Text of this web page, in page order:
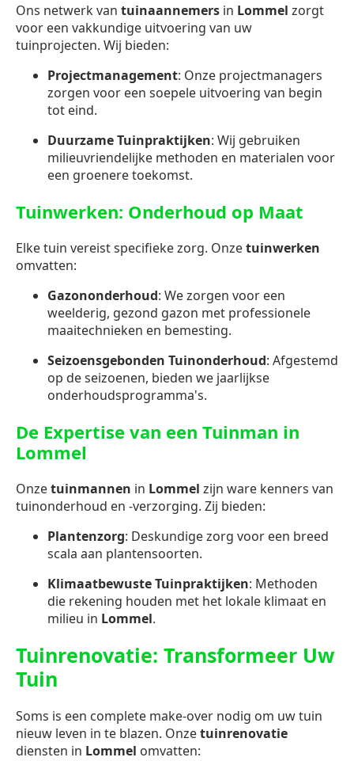
Ons netwerk van tuinaannemers in Lommel zorgt
voor een vakkundige uitvoering van uw
tuinprojecten. Wij bieden:
Projectmanagement: Onze projectmanagers
zorgen voor een soepele uitvoering van begin
tot eind.
Duurzame Tuinpraktijken: Wij gebruiken
milieuvriendelijke methoden en materialen voor
een groenere toekomst.
Tuinwerken: Onderhoud op Maat
Elke tuin vereist specifieke zorg. Onzetuinwerken
omvatten:
Gazononderhoud: We zorgen voor een
weelderig, gezond gazon met professionele
maaitechnieken en bemesting.
Seizoensgebonden Tuinonderhoud: Afgestemd
op de seizoenen, bieden we jaarlijkse
onderhoudsprogramma's.
De Expertise van een Tuinman in
Lommel
Onzetuinmannen in Lommel zijn ware kenners van
tuinonderhoud en -verzorging. Zij bieden:
Plantenzorg: Deskundige zorg voor een breed
scala aan plantensoorten.
Klimaatbewuste Tuinpraktijken: Methoden
die rekening houden met het lokale klimaat en
milieu in Lommel.
Tuinrenovatie: Transformeer Uw
Tuin
Soms is een complete make-over nodig om uw tuin
nieuw leven in te blazen. Onzetuinrenovatie
diensten in Lommel omvatten: